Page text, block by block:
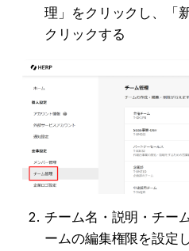
理」をクリックし、「
クリックする
チーム名・説明・チー
ームの編集権限を設定